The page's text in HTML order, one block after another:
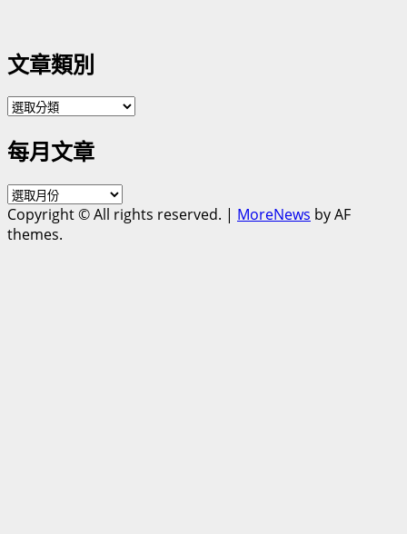
文章類別
文
類
每月文章
每
月
文
Copyright © All rights reserved. | MoreNews by AF
themes.